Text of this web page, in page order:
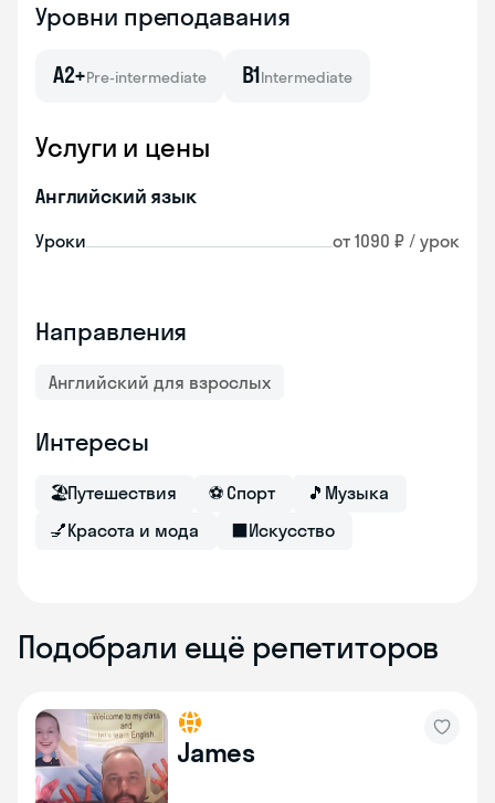
Уровни преподавания
A2+Pre-intermediate B1Intermediate
Услуги и цены
Английский язык
Уроки от 1090 ₽ / урок
Направления
Английский для взрослых
Интересы
🏖Путешествия ⚽ Спорт 🎵 Музыка
💅Красота и мода ⬛Искусство
Подобрали ещё репетиторов
James